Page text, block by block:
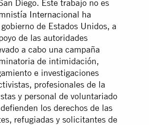
Diego. Este trabajo no es
Internacional ha
de Estados Unidos, a
de las autoridades
a cabo una campaña
de intimidación,
e investigaciones
profesionales de la
y personal de voluntariado
los derechos de las
refugiadas y solicitantes de